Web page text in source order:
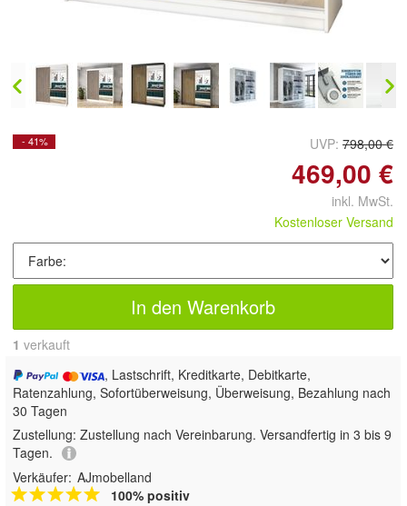
- 41% UVP: 798,00 €
469,00 €
inkl. MwSt.
Kostenloser Versand
In den Warenkorb
1 verkauft
, Lastschrift, Kreditkarte, Debitkarte,
Ratenzahlung, Sofortüberweisung, Überweisung, Bezahlung nach
30 Tagen
Zustellung: Zustellung nach Vereinbarung. Versandfertig in 3 bis 9
Tagen.
Verkäufer: AJmobelland
100% positiv